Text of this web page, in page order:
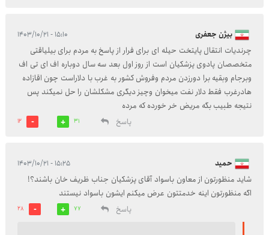
بیژن جعفری ۱۵:۱۰ - ۱۴۰۳/۱۰/۲۱
چرندیات انتقال پایتخت حیله ای برای فرار از پاسخ به مردم برای بیلیاقتی
متخصصان پادوی پزشکیان است از روز اول بعد سه سال دوباره اف ای تی اف
وبرجام وبقیه برا دورزدن مردم وفروش کشور به غرب با دلاراست چون اقازاده
هادرغرب فقط دلار نفت میخوان وچیز دیگری مشکلشان را حل نمیکند پس
نتیجه طبیب بگه مریض خر خورده که مرده
پاسخ
31
12
حمید ۱۵:۲۵ - ۱۴۰۳/۱۰/۲۱
شاید منظورتون از معاون باسواد آقای پزشکیان جناب ظریف خان باشند؟!
اگه منظورتون اینه خدمتتون عرض میکنم ایشون باسواد نیستند
پاسخ
77
28